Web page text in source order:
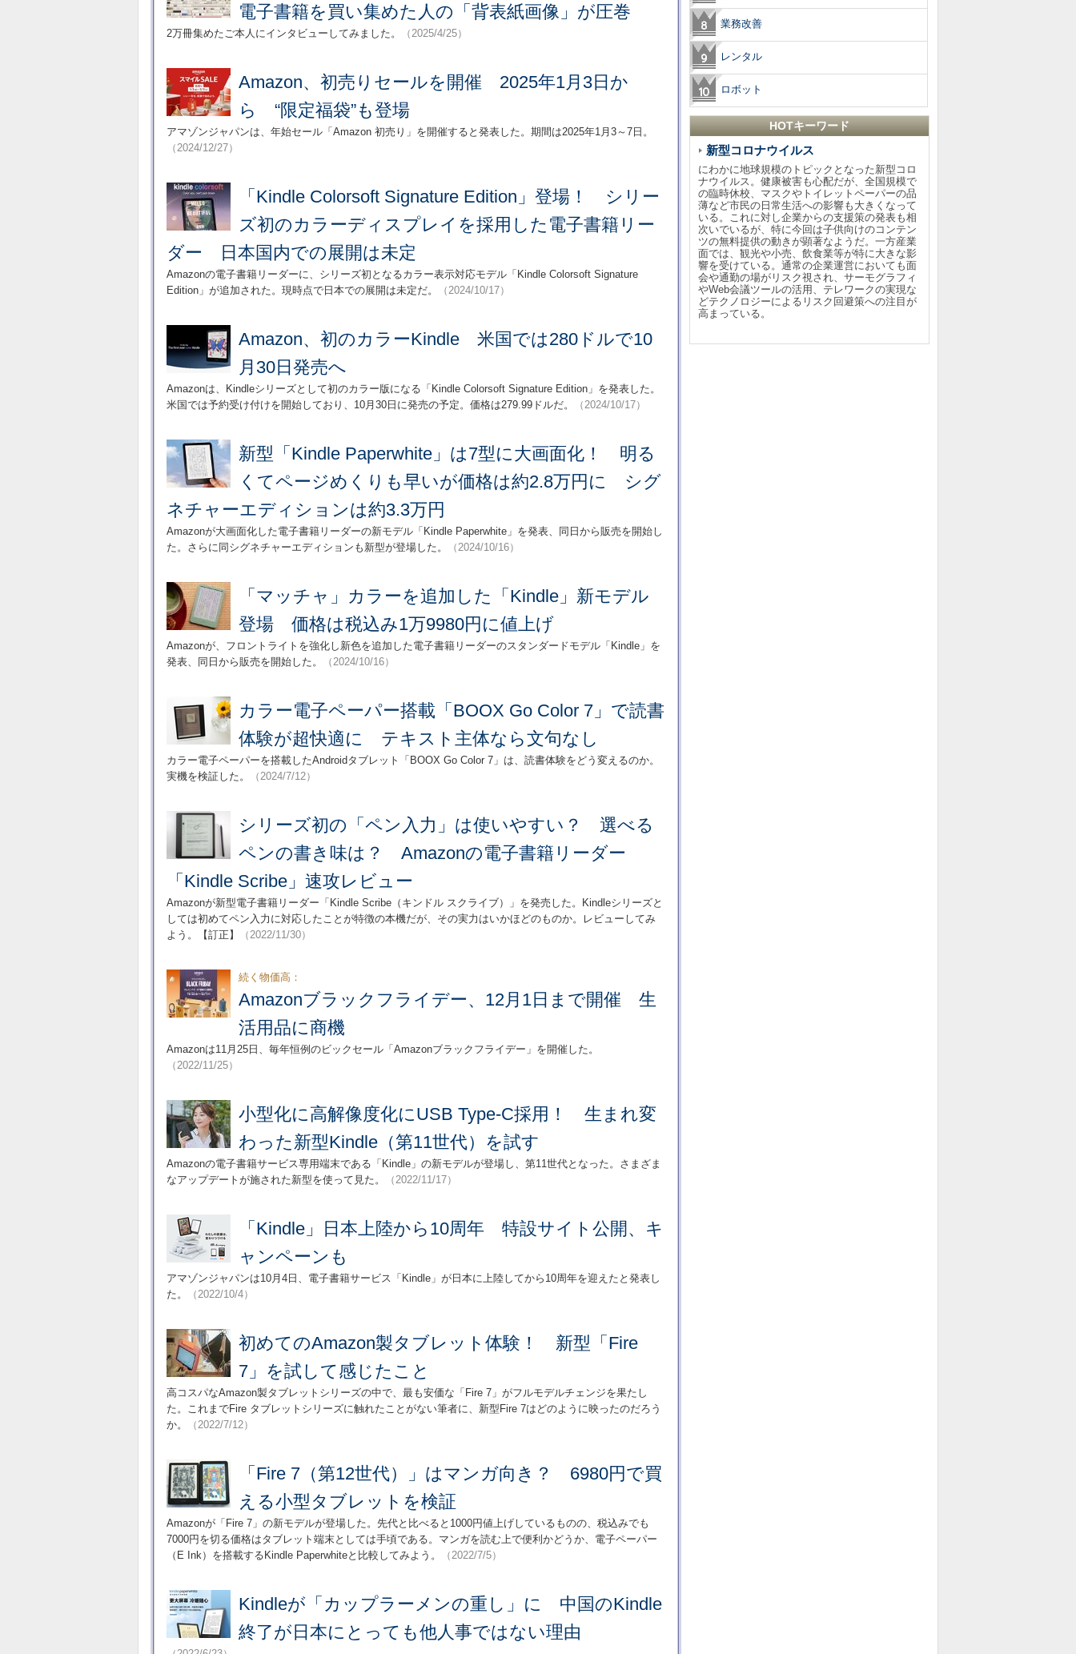
電子書籍を買い集めた人の「背表紙画像」が圧巻
2万冊集めたご本人にインタビューしてみました。 （2025/4/25）
Amazon、初売りセールを開催 2025年1月3日か
ら “限定福袋”も登場
アマゾンジャパンは、年始セール「Amazon 初売り」を開催すると発表した。期間は2025年1月3～7日。
（2024/12/27）
「Kindle Colorsoft Signature Edition」登場！ シリー
ズ初のカラーディスプレイを採用した電子書籍リー
ダー 日本国内での展開は未定
Amazonの電子書籍リーダーに、シリーズ初となるカラー表示対応モデル「Kindle Colorsoft Signature
Edition」が追加された。現時点で日本での展開は未定だ。
（2024/10/17）
Amazon、初のカラーKindle 米国では280ドルで10
月30日発売へ
Amazonは、Kindleシリーズとして初のカラー版になる「Kindle Colorsoft Signature Edition」を発表した。
米国では予約受け付けを開始しており、10月30日に発売の予定。価格は279.99ドルだ。
（2024/10/17）
新型「Kindle Paperwhite」は7型に大画面化！ 明る
くてページめくりも早いが価格は約2.8万円に シグ
ネチャーエディションは約3.3万円
Amazonが大画面化した電子書籍リーダーの新モデル「Kindle Paperwhite」を発表、同日から販売を開始し
た。さらに同シグネチャーエディションも新型が登場した。
（2024/10/16）
「マッチャ」カラーを追加した「Kindle」新モデル
登場 価格は税込み1万9980円に値上げ
Amazonが、フロントライトを強化し新色を追加した電子書籍リーダーのスタンダードモデル「Kindle」を
発表、同日から販売を開始した。
（2024/10/16）
カラー電子ペーパー搭載「BOOX Go Color 7」で読書
体験が超快適に テキスト主体なら文句なし
カラー電子ペーパーを搭載したAndroidタブレット「BOOX Go Color 7」は、読書体験をどう変えるのか。
実機を検証した。
（2024/7/12）
シリーズ初の「ペン入力」は使いやすい？ 選べる
ペンの書き味は？ Amazonの電子書籍リーダー
「Kindle Scribe」速攻レビュー
Amazonが新型電子書籍リーダー「Kindle Scribe（キンドル スクライブ）」を発売した。Kindleシリーズと
しては初めてペン入力に対応したことが特徴の本機だが、その実力はいかほどのものか。レビューしてみ
よう。【訂正】
（2022/11/30）
続く物価高：
Amazonブラックフライデー、12月1日まで開催 生
活用品に商機
Amazonは11月25日、毎年恒例のビックセール「Amazonブラックフライデー」を開催した。
（2022/11/25）
小型化に高解像度化にUSB Type-C採用！ 生まれ変
わった新型Kindle（第11世代）を試す
Amazonの電子書籍サービス専用端末である「Kindle」の新モデルが登場し、第11世代となった。さまざま
なアップデートが施された新型を使って見た。
（2022/11/17）
「Kindle」日本上陸から10周年 特設サイト公開、キ
ャンペーンも
アマゾンジャパンは10月4日、電子書籍サービス「Kindle」が日本に上陸してから10周年を迎えたと発表し
た。
（2022/10/4）
初めてのAmazon製タブレット体験！ 新型「Fire
7」を試して感じたこと
高コスパなAmazon製タブレットシリーズの中で、最も安価な「Fire 7」がフルモデルチェンジを果たし
た。これまでFire タブレットシリーズに触れたことがない筆者に、新型Fire 7はどのように映ったのだろう
か。
（2022/7/12）
「Fire 7（第12世代）」はマンガ向き？ 6980円で買
える小型タブレットを検証
Amazonが「Fire 7」の新モデルが登場した。先代と比べると1000円値上げしているものの、税込みでも
7000円を切る価格はタブレット端末としては手頃である。マンガを読む上で便利かどうか、電子ペーパー
（E Ink）を搭載するKindle Paperwhiteと比較してみよう。
（2022/7/5）
Kindleが「カップラーメンの重し」に 中国のKindle
終了が日本にとっても他人事ではない理由
業務改善
レンタル
ロボット
HOTキーワード
新型コロナウイルス
にわかに地球規模のトピックとなった新型コロ
ナウイルス。健康被害も心配だが、全国規模で
の臨時休校、マスクやトイレットペーパーの品
薄など市民の日常生活への影響も大きくなって
いる。これに対し企業からの支援策の発表も相
次いでいるが、特に今回は子供向けのコンテン
ツの無料提供の動きが顕著なようだ。一方産業
面では、観光や小売、飲食業等が特に大きな影
響を受けている。通常の企業運営においても面
会や通勤の場がリスク視され、サーモグラフィ
やWeb会議ツールの活用、テレワークの実現な
どテクノロジーによるリスク回避策への注目が
高まっている。